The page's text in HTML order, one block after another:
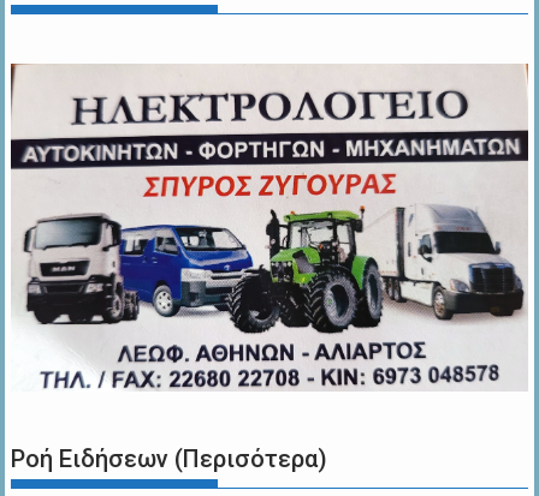
Ροή Ειδήσεων (Περισότερα)